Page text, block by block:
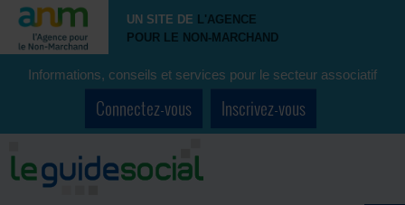
UN SITE DE L'AGENCE
POUR LE NON-MARCHAND
Informations, conseils et services pour le secteur associatif
Connectez-vous Inscrivez-vous